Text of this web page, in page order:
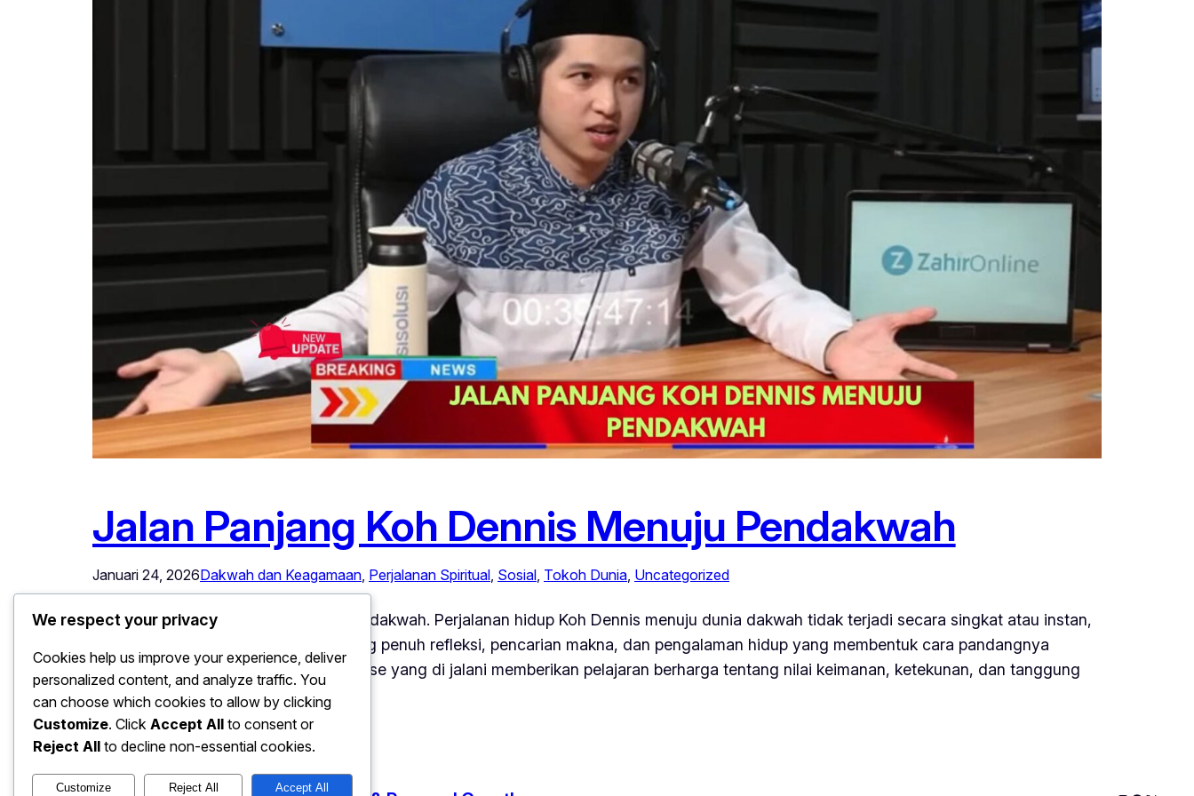
Jalan Panjang Koh Dennis Menuju Pendakwah
Januari 24, 2026Dakwah dan Keagamaan, Perjalanan Spiritual, Sosial, Tokoh Dunia, Uncategorized
Jalan Panjang Koh Dennis Menuju Pendakwah. Perjalanan hidup Koh Dennis menuju dunia dakwah tidak terjadi secara singkat atau instan,
melainkan melalui proses panjang yang penuh refleksi, pencarian makna, dan pengalaman hidup yang membentuk cara pandangnya
terhadap kehidupan, di mana setiap fase yang di jalani memberikan pelajaran berharga tentang nilai keimanan, ketekunan, dan tanggung
jawab sosial,…
We respect your privacy
Cookies help us improve your experience, deliver
personalized content, and analyze traffic. You
can choose which cookies to allow by clicking
Customize. Click Accept All to consent or
Reject All to decline non-essential cookies.
Customize Reject All Accept All